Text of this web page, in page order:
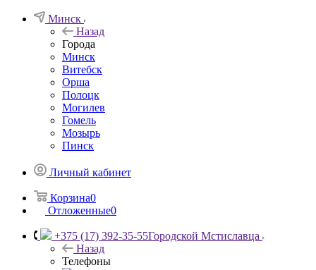
Минск
Назад
Города
Минск
Витебск
Орша
Полоцк
Могилев
Гомель
Мозырь
Пинск
Личный кабинет
Корзина0
Отложенные0
+375 (17) 392-35-55Городской Мстиславца
Назад
Телефоны